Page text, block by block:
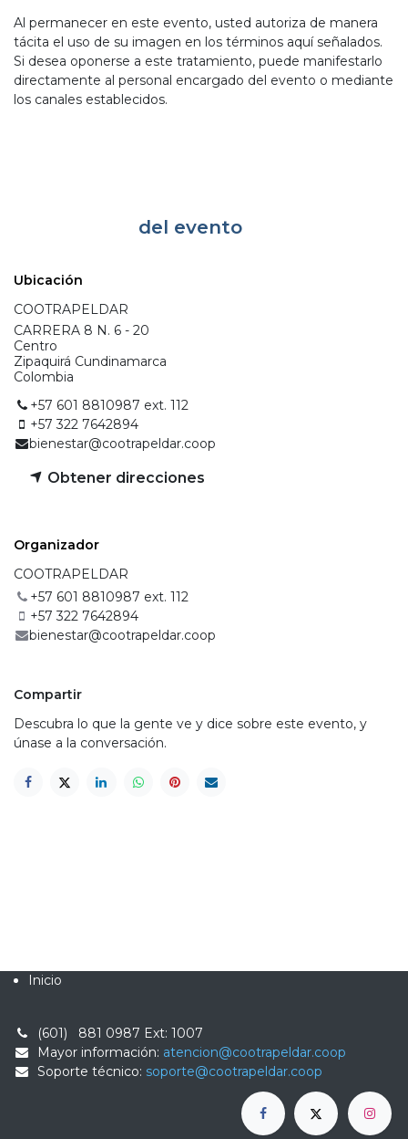
Al permanecer en este evento, usted autoriza de manera
tácita el uso de su imagen en los términos aquí señalados.
Si desea oponerse a este tratamiento, puede manifestarlo
directamente al personal encargado del evento o mediante
los canales establecidos.
del evento
Ubicación
COOTRAPELDAR
CARRERA 8 N. 6 - 20
Centro
Zipaquirá Cundinamarca
Colombia
+57 601 8810987 ext. 112
+57 322 7642894
bienestar@cootrapeldar.coop
Obtener direcciones
Organizado​r​
COOTRAPELDAR
+57 601 8810987 ext. 112
+57 322 7642894
bienestar@cootrapeldar.coop
Compartir
Descubra lo que la gente ve y dice sobre este evento, y
únase a la conversación.
Inicio
(601) 881 0987 Ext: 1007
Mayor información: atencion@cootrapeldar.coop
Soporte técnico: soporte@cootrapeldar.coop